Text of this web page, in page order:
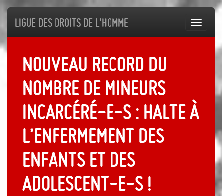
Ligue des droits de l'Homme
Nouveau record du
nombre de mineurs
incarcéré-e-s : halte à
l’enfermement des
enfants et des
adolescent-e-s !